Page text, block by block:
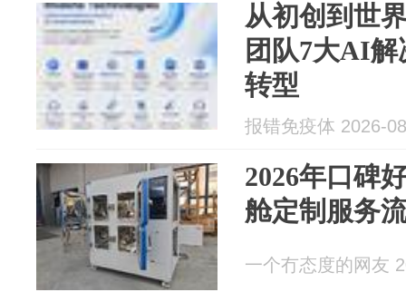
从初创到世
团队7大AI
转型
报错免疫体 2026-
2026年口碑
舱定制服务
一个冇态度的网友